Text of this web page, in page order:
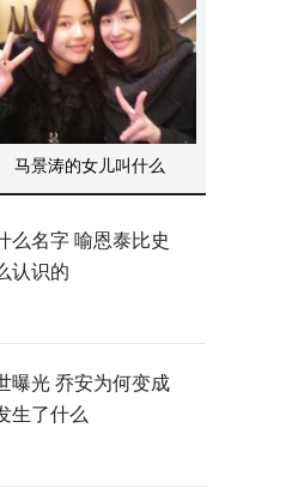
马景涛的女儿叫什么
么名字 喻恩泰比史
认识的
曝光 乔安为何变成
生了什么